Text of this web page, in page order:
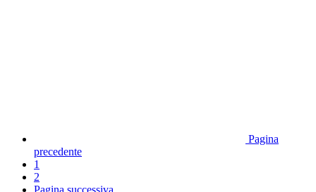
Pagina
precedente
1
2